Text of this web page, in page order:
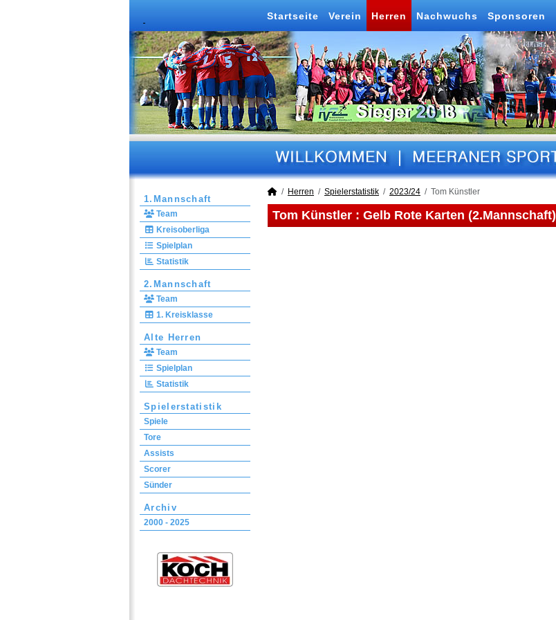
Startseite Verein Herren Nachwuchs Sponsoren
1.Mannschaft
Team
Kreisoberliga
Spielplan
Statistik
2.Mannschaft
Team
1. Kreisklasse
Alte Herren
Team
Spielplan
Statistik
Spielerstatistik
Spiele
Tore
Assists
Scorer
Sünder
Archiv
2000 - 2025
Herren Spielerstatistik 2023/24 Tom Künstler
Tom Künstler : Gelb Rote Karten (2.Mannschaft)